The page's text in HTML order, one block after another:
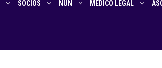
SOCIOS NUN MÉDICO LEGAL